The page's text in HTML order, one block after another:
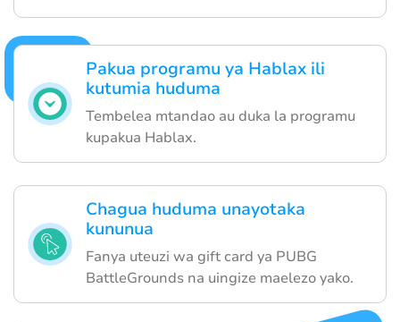
Pakua programu ya Hablax ili
kutumia huduma
Tembelea mtandao au duka la programu
kupakua Hablax.
Chagua huduma unayotaka
kununua
Fanya uteuzi wa gift card ya PUBG
BattleGrounds na uingize maelezo yako.